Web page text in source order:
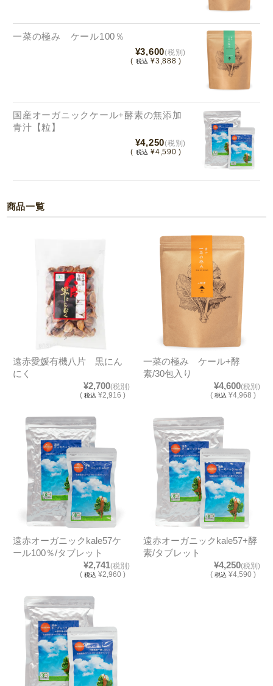
一菜の極み ケール100％
¥3,600(税別)
( 税込 ¥3,888 )
国産オーガニックケール+酵素の無添加
青汁【粒】
¥4,250(税別)
( 税込 ¥4,590 )
商品一覧
遠赤愛媛有機八片 黒にん
にく
¥2,700(税別)
(税込 ¥2,916 )
一菜の極み ケール+酵
素/30包入り
¥4,600(税別)
( 税込 ¥4,968 )
遠赤オーガニックkale57ケ
ール100％/タブレット
¥2,741(税別)
(税込 ¥2,960 )
遠赤オーガニックkale57+酵
素/タブレット
¥4,250(税別)
( 税込 ¥4,590 )